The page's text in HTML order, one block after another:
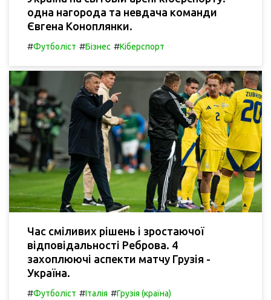
одна нагорода та невдача команди
Євгена Коноплянки.
#Футболіст #Бізнес #Кіберспорт
Час сміливих рішень і зростаючої
відповідальності Реброва. 4
захоплюючі аспекти матчу Грузія -
Україна.
#Футболіст #Італія #Грузія (країна)